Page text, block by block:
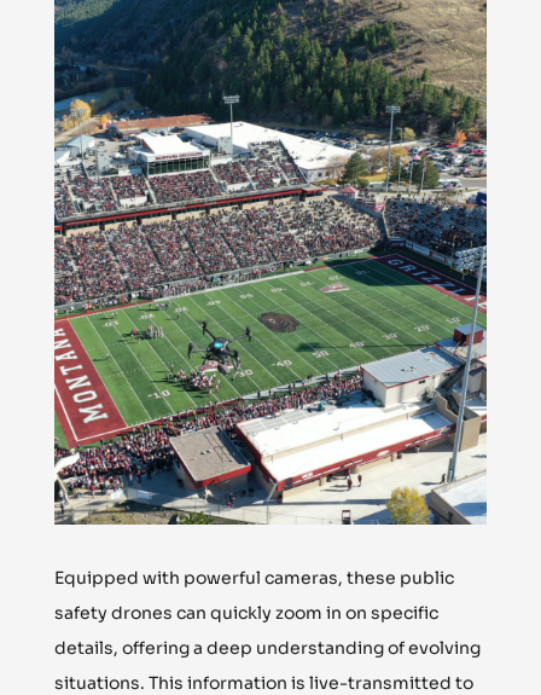
Equipped with powerful cameras, these public
safety drones can quickly zoom in on specific
details, offering a deep understanding of evolving
situations. This information is live-transmitted to